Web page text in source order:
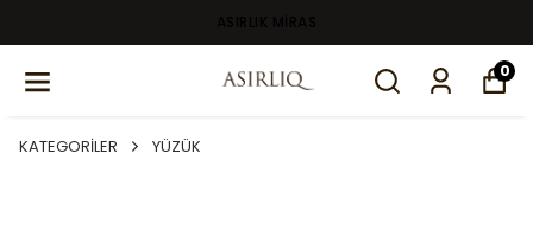
0
KATEGORİLER YÜZÜK